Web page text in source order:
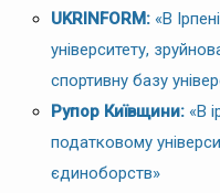
UKRINFORM: «В
університету,
спортивну базу
Рупор Київщини: «В
податковому
єдиноборств»